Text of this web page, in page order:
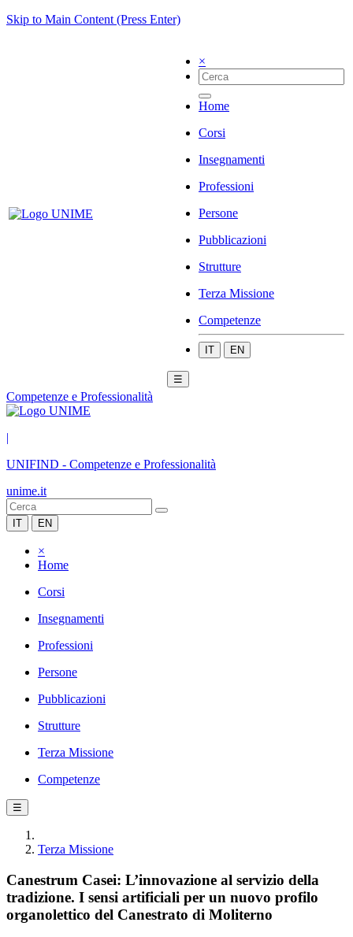
Skip to Main Content (Press Enter)
×
Home
Corsi
Insegnamenti
Professioni
Persone
Pubblicazioni
Strutture
Terza Missione
Competenze
IT EN
☰
Competenze e Professionalità
|
UNIFIND - Competenze e Professionalità
unime.it
IT EN
×
Home
Corsi
Insegnamenti
Professioni
Persone
Pubblicazioni
Strutture
Terza Missione
Competenze
☰
Terza Missione
Canestrum Casei: L’innovazione al servizio della
tradizione. I sensi artificiali per un nuovo profilo
organolettico del Canestrato di Moliterno